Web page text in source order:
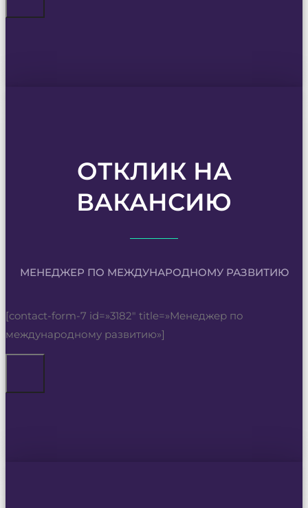
ОТКЛИК НА
ВАКАНСИЮ
МЕНЕДЖЕР ПО МЕЖДУНАРОДНОМУ РАЗВИТИЮ
[contact-form-7 id=»3182″ title=»Менеджер по
международному развитию»]